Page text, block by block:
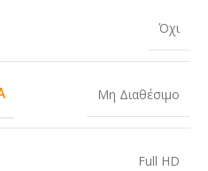
Όχι
Μη Διαθέσιμο
Full HD